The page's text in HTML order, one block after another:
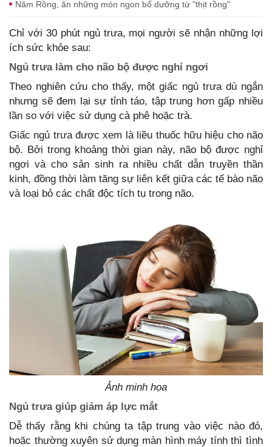
Năm Rồng, ăn những món ngon bổ dưỡng từ "thịt rồng"
Chỉ với 30 phút ngủ trưa, mọi người sẽ nhận những lợi
ích sức khỏe sau:
Ngủ trưa làm cho não bộ được nghỉ ngơi
Theo nghiên cứu cho thấy, một giấc ngủ trưa dù ngắn
nhưng sẽ đem lại sự tỉnh táo, tập trung hơn gấp nhiều
lần so với việc sử dụng cà phê hoặc trà.
Giấc ngủ trưa được xem là liều thuốc hữu hiệu cho não
bộ. Bởi trong khoảng thời gian này, não bộ được nghỉ
ngơi và cho sản sinh ra nhiều chất dẫn truyền thần
kinh, đồng thời làm tăng sự liên kết giữa các tế bào não
và loại bỏ các chất độc tích tụ trong não.
Ảnh minh họa
Ngủ trưa giúp giảm áp lực mắt
Dễ thấy rằng khi chúng ta tập trung vào việc nào đó,
hoặc thường xuyên sử dụng màn hình máy tính thì tình